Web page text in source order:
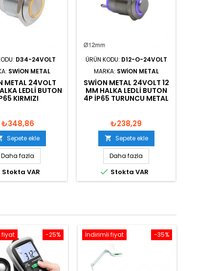
D34-24VOLT
SWION METAL
METAL 24VOLT
LEDLI BUTON
KIRMIZI
₺348,86
Sepete ekle
Daha fazla
Stokta VAR
ÜRÜN KODU: D12-O-24VOLT
MARKA: SWION METAL
SWION METAL 24VOLT 12
MM HALKA LEDLI BUTON
4P IP65 TURUNCU METAL
₺238,29
 Sepete ekle
Daha fazla
 Stokta VAR
-25%
fiyat -35%
İndirimli fiyat